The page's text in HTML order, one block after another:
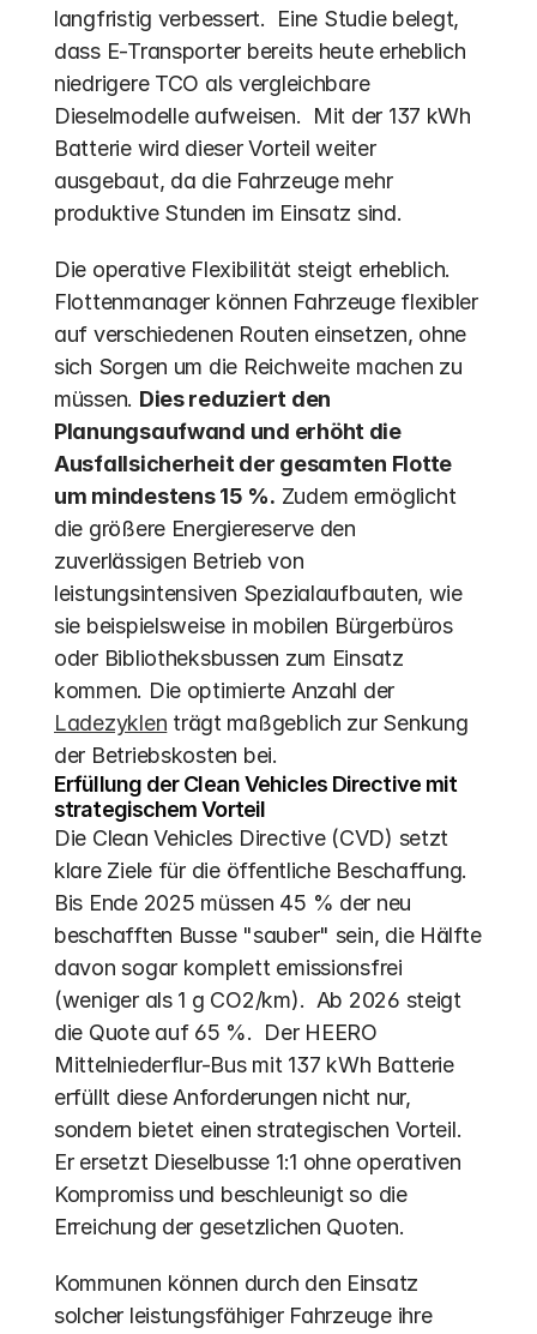
langfristig verbessert.  Eine Studie belegt,
dass E-Transporter bereits heute erheblich
niedrigere TCO als vergleichbare
Dieselmodelle aufweisen.  Mit der 137 kWh
Batterie wird dieser Vorteil weiter
ausgebaut, da die Fahrzeuge mehr
produktive Stunden im Einsatz sind.
Die operative Flexibilität steigt erheblich.
Flottenmanager können Fahrzeuge flexibler
auf verschiedenen Routen einsetzen, ohne
sich Sorgen um die Reichweite machen zu
müssen. Dies reduziert den
Planungsaufwand und erhöht die
Ausfallsicherheit der gesamten Flotte
um mindestens 15 %. Zudem ermöglicht
die größere Energiereserve den
zuverlässigen Betrieb von
leistungsintensiven Spezialaufbauten, wie
sie beispielsweise in mobilen Bürgerbüros
oder Bibliotheksbussen zum Einsatz
Ladezyklen trägt maßgeblich zur Senkung
der Betriebskosten bei.
Erfüllung der Clean Vehicles Directive mit
strategischem Vorteil
Die Clean Vehicles Directive (CVD) setzt
klare Ziele für die öffentliche Beschaffung.
Bis Ende 2025 müssen 45 % der neu
beschafften Busse "sauber" sein, die Hälfte
davon sogar komplett emissionsfrei
(weniger als 1 g CO2/km).  Ab 2026 steigt
die Quote auf 65 %.  Der HEERO
Mittelniederflur-Bus mit 137 kWh Batterie
erfüllt diese Anforderungen nicht nur,
sondern bietet einen strategischen Vorteil.
Er ersetzt Dieselbusse 1:1 ohne operativen
Kompromiss und beschleunigt so die
Erreichung der gesetzlichen Quoten.
Kommunen können durch den Einsatz
solcher leistungsfähiger Fahrzeuge ihre